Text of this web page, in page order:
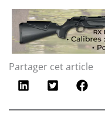
Partager cet article